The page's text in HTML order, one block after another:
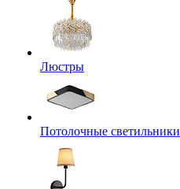
Люстры
Потолочные светильники